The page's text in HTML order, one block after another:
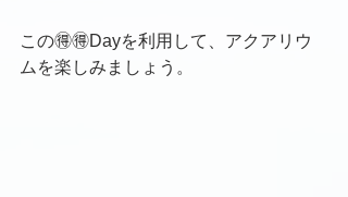
この🉐🉐Dayを利用して、アクアリウ
ムを楽しみましょう。